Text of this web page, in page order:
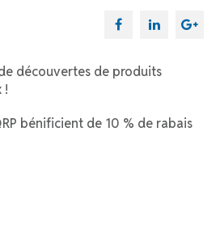
découvertes de produits
!
bénificient de 10 % de rabais